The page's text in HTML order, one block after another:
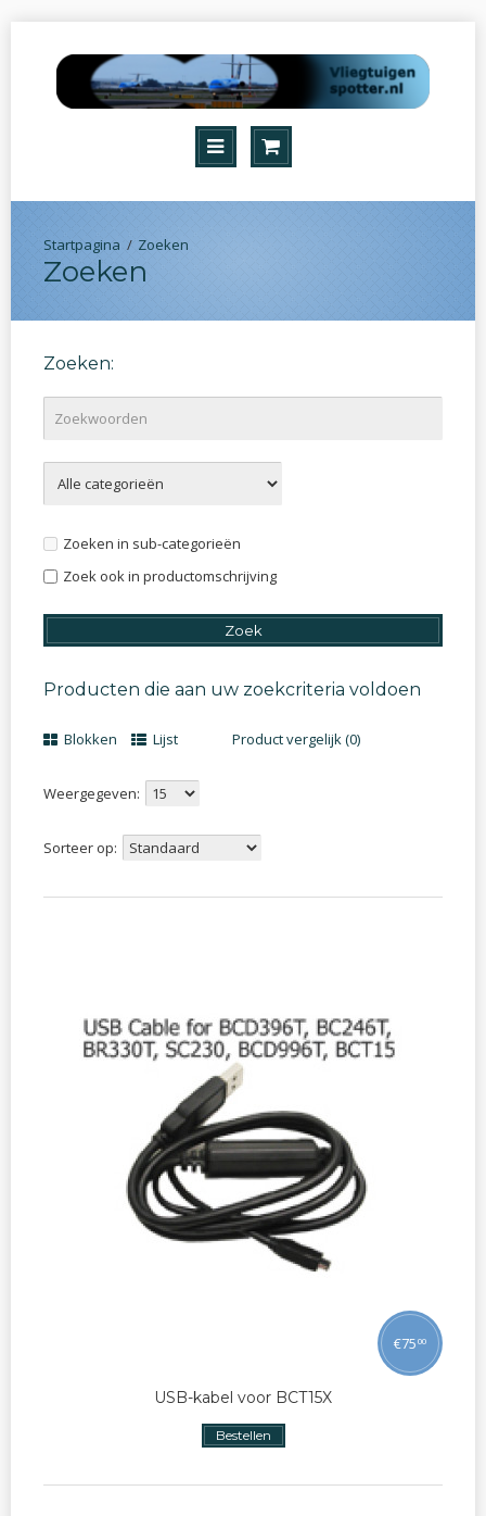
Zoeken
Zoeken
Zoeken:
Zoeken in sub-categorieën
Zoek ook in productomschrijving
Producten die aan uw zoekcriteria voldoen
Blokken Lijst Product vergelijk (0)
Weergegeven:
Sorteer op:
USB-kabel voor BCT15X
€75 00
Bestellen